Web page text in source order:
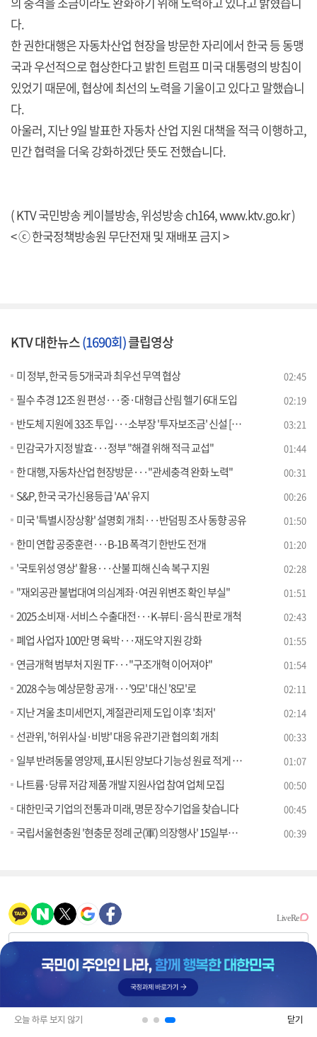
오늘 하루 보지 않기 닫기
다.
한 권한대행은 자동차산업 현장을 방문한 자리에서 한국 등 동맹
국과 우선적으로 협상한다고 밝힌 트럼프 미국 대통령의 방침이
있었기 때문에, 협상에 최선의 노력을 기울이고 있다고 말했습니
다.
아울러, 지난 9일 발표한 자동차 산업 지원 대책을 적극 이행하고,
민간 협력을 더욱 강화하겠단 뜻도 전했습니다.
( KTV 국민방송 케이블방송, 위성방송 ch164,www.ktv.go.kr)
< ⓒ 한국정책방송원 무단전재 및 재배포 금지 >
KTV 대한뉴스(1690회)클립영상
미 정부, 한국 등 5개국과 최우선 무역 협상 02:45
필수 추경 12조 원 편성···중·대형급 산림 헬기 6대 도입 02:19
반도체 지원에 33조 투입···소부장 '투자보조금' 신설 [뉴스의 맥] 03:21
민감국가 지정 발효···정부 "해결 위해 적극 교섭" 01:44
한 대행, 자동차산업 현장방문···"관세충격 완화 노력" 00:31
S&P, 한국 국가신용등급 'AA' 유지 00:26
미국 '특별시장상황' 설명회 개최···반덤핑 조사 동향 공유 01:50
한미 연합 공중훈련···B-1B 폭격기 한반도 전개 01:20
'국토위성 영상' 활용···산불 피해 신속 복구 지원 02:28
"재외공관 불법대여 의심계좌·여권 위변조 확인 부실" 01:51
2025 소비재·서비스 수출대전···K-뷰티·음식 판로 개척 02:43
폐업 사업자 100만 명 육박···재도약 지원 강화 01:55
연금개혁 범부처 지원 TF···"구조개혁 이어져야" 01:54
2028 수능 예상문항 공개···'9모' 대신 '8모'로 02:11
지난 겨울 초미세먼지, 계절관리제 도입 이후 '최저' 02:14
선관위, '허위사실·비방' 대응 유관기관 협의회 개최 00:33
일부 반려동물 영양제, 표시된 양보다 기능성 원료 적게 들어 있어 01:07
나트륨·당류 저감 제품 개발 지원사업 참여 업체 모집 00:50
대한민국 기업의 전통과 미래, 명문 장수기업을 찾습니다 00:45
국립서울현충원 '현충문 정례 군(軍) 의장행사' 15일부터 진행 00:39